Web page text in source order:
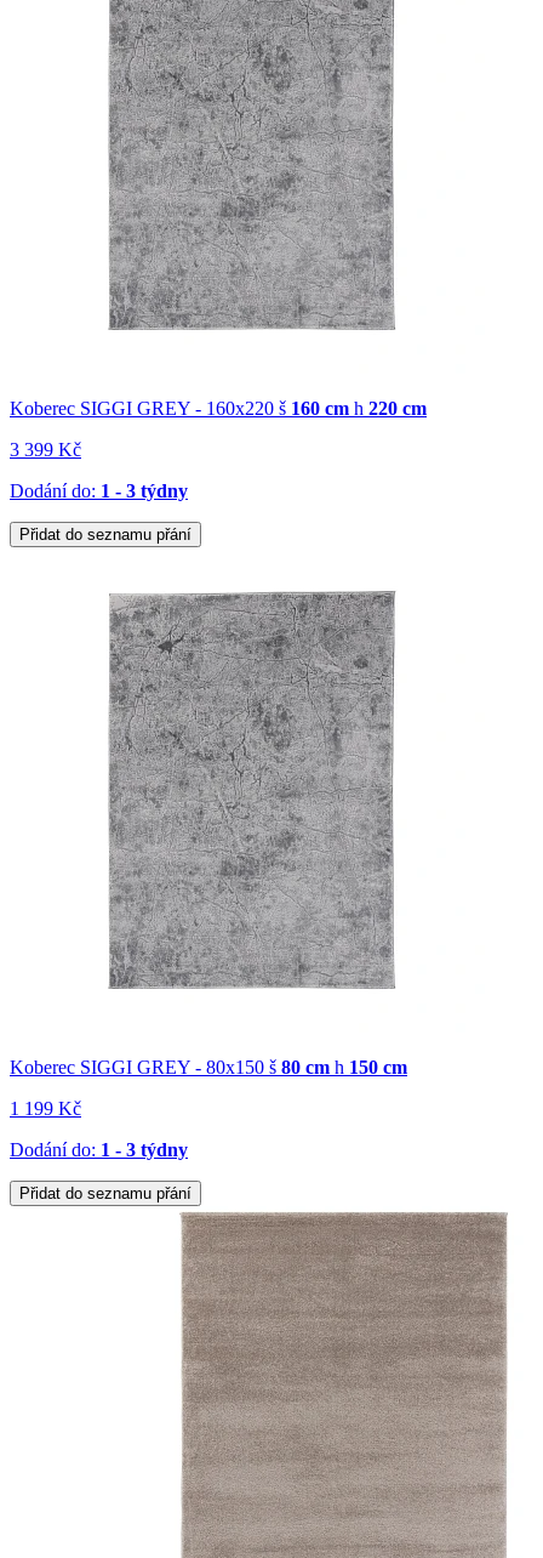
Koberec SIGGI GREY - 160x220 š 160 cm h 220 cm
3 399 Kč
Dodání do: 1 - 3 týdny
Přidat do seznamu přání
Koberec SIGGI GREY - 80x150 š 80 cm h 150 cm
1 199 Kč
Dodání do: 1 - 3 týdny
Přidat do seznamu přání